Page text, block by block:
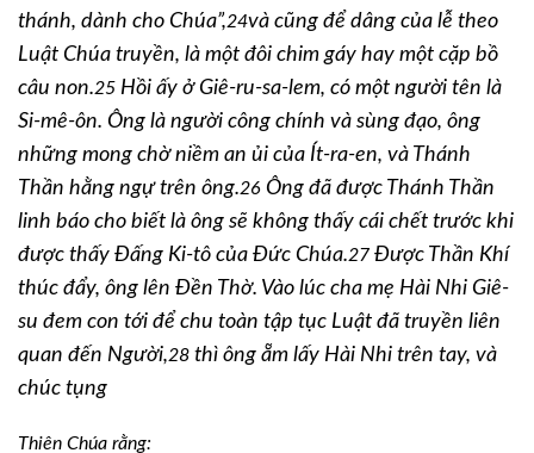
thánh, dành cho Chúa”,24và cũng để dâng của lễ theo
Luật Chúa truyền, là một đôi chim gáy hay một cặp bồ
câu non.25 Hồi ấy ở Giê-ru-sa-lem, có một người tên là
Si-mê-ôn. Ông là người công chính và sùng đạo, ông
những mong chờ niềm an ủi của Ít-ra-en, và Thánh
Thần hằng ngự trên ông.26 Ông đã được Thánh Thần
linh báo cho biết là ông sẽ không thấy cái chết trước khi
được thấy Đấng Ki-tô của Đức Chúa.27 Được Thần Khí
thúc đẩy, ông lên Đền Thờ. Vào lúc cha mẹ Hài Nhi Giê-
su đem con tới để chu toàn tập tục Luật đã truyền liên
quan đến Người,28 thì ông ẵm lấy Hài Nhi trên tay, và
chúc tụng
Thiên Chúa rằng: